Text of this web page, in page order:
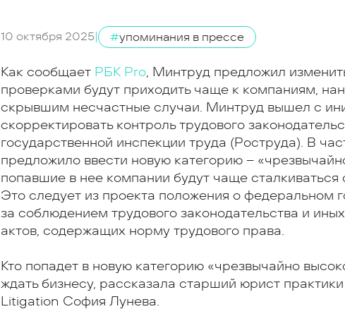
10 октября 2025| #упоминания в прессе
Как сообщает РБК Pro, Минтруд предложил
проверками будут приходить чаще к компаниям,
скрывшим несчастные случаи. Минтруд вышел с
скорректировать контроль трудового
государственной инспекции труда (Роструда). В
предложило ввести новую категорию –
попавшие в нее компании будут чаще
Это следует из проекта положения о федеральном
за соблюдением трудового законодательства и
актов, содержащих норму трудового права.
Кто попадет в новую категорию «чрезвычайно
ждать бизнесу, рассказала старший юрист
Litigation София Лунева.